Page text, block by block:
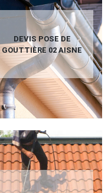
DEVIS POSE DE
GOUTTIÈRE 02 AISNE